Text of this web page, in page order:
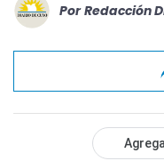
Por Redacción